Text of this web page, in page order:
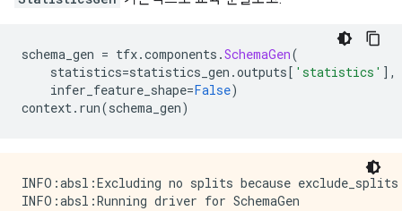
    key: "trip_start_day"
        value: 6
      }
    }
  }
      int64_list {
        value: 19
schema_gen = tfx.components .SchemaGen(
statistics=statistics_gen .outputs[ 'statistics' ],
infer_feature_shape=False)
context. run(schema_gen)
INFO:absl:Excluding no splits because
INFO:absl:Running driver for SchemaGen